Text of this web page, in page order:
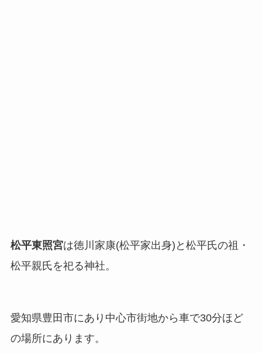
松平東照宮は徳川家康(松平家出身)と松平氏の祖・
松平親氏を祀る神社。
愛知県豊田市にあり中心市街地から車で30分ほど
の場所にあります。